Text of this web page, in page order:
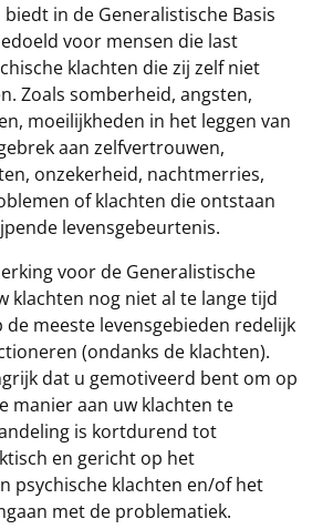
biedt in de Generalistische Basis
voor mensen die last
klachten die zij zelf niet
Zoals somberheid, angsten,
moeilijkheden in het leggen van
aan zelfvertrouwen,
onzekerheid, nachtmerries,
of klachten die ontstaan
levensgebeurtenis.
voor de Generalistische
klachten nog niet al te lange tijd
de meeste levensgebieden redelijk
(ondanks de klachten).
dat u gemotiveerd bent om op
manier aan uw klachten te
is kortdurend tot
en gericht op het
psychische klachten en/of het
met de problematiek.